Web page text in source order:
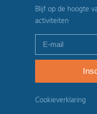
Blijf op de hoogte
activiteiten
Cookieverklaring